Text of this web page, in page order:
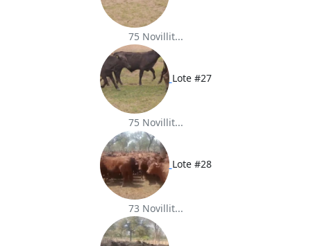
75 Novillit...
Lote #27
75 Novillit...
Lote #28
73 Novillit...